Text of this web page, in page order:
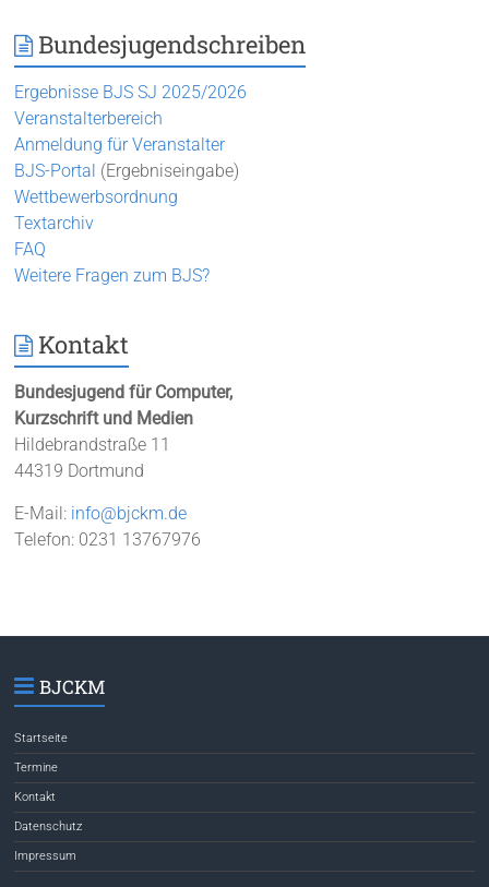
Bundesjugendschreiben
Ergebnisse BJS SJ 2025/2026
Veranstalterbereich
Anmeldung für Veranstalter
BJS-Portal (Ergebniseingabe)
Wettbewerbsordnung
Textarchiv
FAQ
Weitere Fragen zum BJS?
Kontakt
Bundesjugend für Computer,
Kurzschrift und Medien
Hildebrandstraße 11
44319 Dortmund
E-Mail: info@bjckm.de
Telefon: 0231 13767976
BJCKM
Startseite
Termine
Kontakt
Datenschutz
Impressum